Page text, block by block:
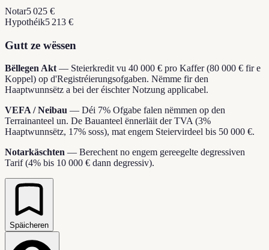
Notar5 025 €
Hypothéik5 213 €
Gutt ze wëssen
Bëllegen Akt — Steierkredit vu 40 000 € pro Kaffer (80 000 € fir e
Koppel) op d'Registréierungsofgaben. Nëmme fir den
Haaptwunnsëtz a bei der éischter Notzung applicabel.
VEFA / Neibau — Déi 7% Ofgabe falen nëmmen op den
Terrainanteel un. De Bauanteel ënnerläit der TVA (3%
Haaptwunnsëtz, 17% soss), mat engem Steiervirdeel bis 50 000 €.
Notarkäschten — Berechent no engem gereegelte degressiven
Tarif (4% bis 10 000 € dann degressiv).
Späicheren